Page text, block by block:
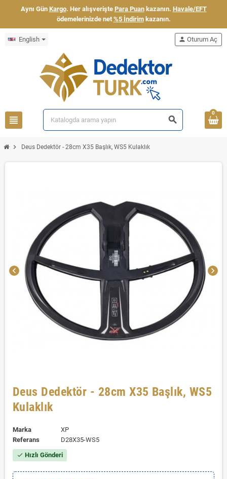
Aynı Gün Kargo. Her alışverişte Para Puankazanın. Havale/EFT
ödemelerinizde net %5 İndirimkazanın.
English
view_headline search
person Oturum Aç
0
chevron_right Deus Dedektör - 28cm X35 Başlık, WS5 Kulaklık
chevron_left chevron_right
Deus Dedektör - 28cm X35 Başlık, WS5
Kulaklık
Marka
XP
Referans
D28X35-WS5
check Hızlı Gönderi